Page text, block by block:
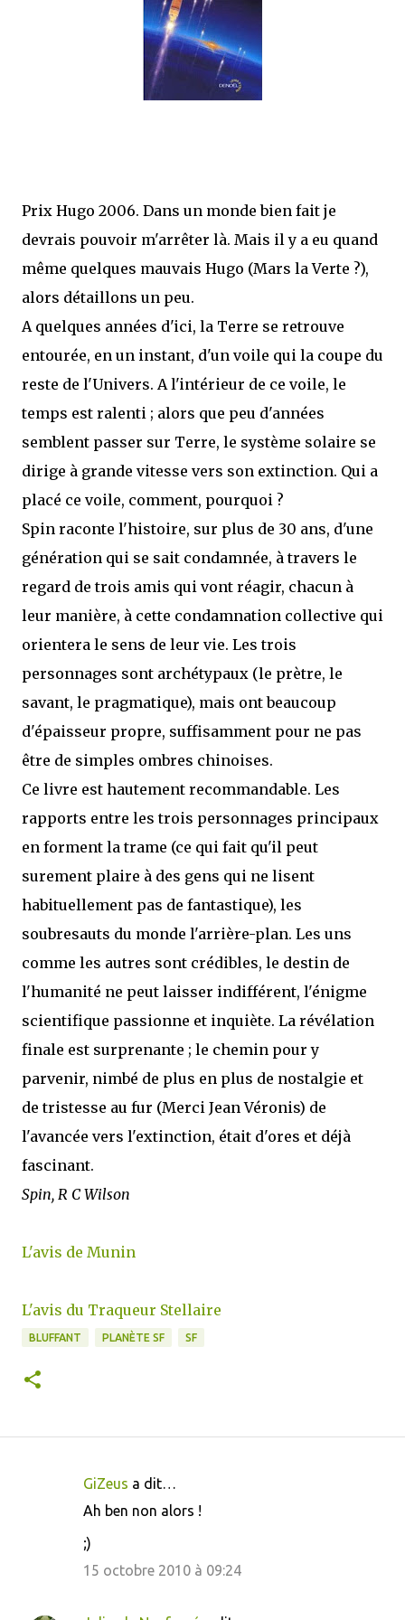
mettre sous tous les yeux. C'est cela...
Prix Hugo 2006. Dans un monde bien fait je
devrais pouvoir m'arrêter là. Mais il y a eu quand
même quelques mauvais Hugo (Mars la Verte ?),
alors détaillons un peu.
A quelques années d'ici, la Terre se retrouve
entourée, en un instant, d'un voile qui la coupe du
reste de l'Univers. A l'intérieur de ce voile, le
temps est ralenti ; alors que peu d'années
semblent passer sur Terre, le système solaire se
dirige à grande vitesse vers son extinction. Qui a
placé ce voile, comment, pourquoi ?
Spin raconte l'histoire, sur plus de 30 ans, d'une
génération qui se sait condamnée, à travers le
regard de trois amis qui vont réagir, chacun à
leur manière, à cette condamnation collective qui
orientera le sens de leur vie. Les trois
personnages sont archétypaux (le prètre, le
savant, le pragmatique), mais ont beaucoup
d'épaisseur propre, suffisamment pour ne pas
être de simples ombres chinoises.
Ce livre est hautement recommandable. Les
rapports entre les trois personnages principaux
en forment la trame (ce qui fait qu'il peut
surement plaire à des gens qui ne lisent
habituellement pas de fantastique), les
soubresauts du monde l'arrière-plan. Les uns
comme les autres sont crédibles, le destin de
l'humanité ne peut laisser indifférent, l'énigme
scientifique passionne et inquiète. La révélation
finale est surprenante ; le chemin pour y
parvenir, nimbé de plus en plus de nostalgie et
de tristesse au fur (Merci Jean Véronis) de
l'avancée vers l'extinction, était d'ores et déjà
fascinant.
Spin, R C Wilson
L'avis de Munin
L'avis du Traqueur Stellaire
BLUFFANT PLANÈTE SF SF
GiZeus a dit…
Ah ben non alors !
;)
15 octobre 2010 à 09:24